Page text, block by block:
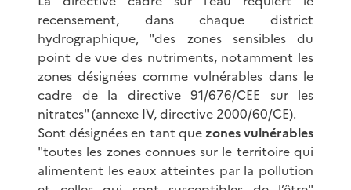
recensement, dans chaque district
hydrographique, "des zones sensibles du
point de vue des nutriments, notamment les
zones désignées comme vulnérables dans le
cadre de la directive 91/676/CEE sur les
nitrates" (annexe IV, directive 2000/60/CE).
Sont désignées en tant que zones vulnérables
"toutes les zones connues sur le territoire qui
alimentent les eaux atteintes par la pollution